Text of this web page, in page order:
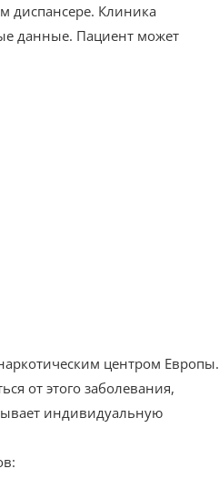
диспансере. Клиника
данные. Пациент может
центром Европы.
от этого заболевания,
индивидуальную